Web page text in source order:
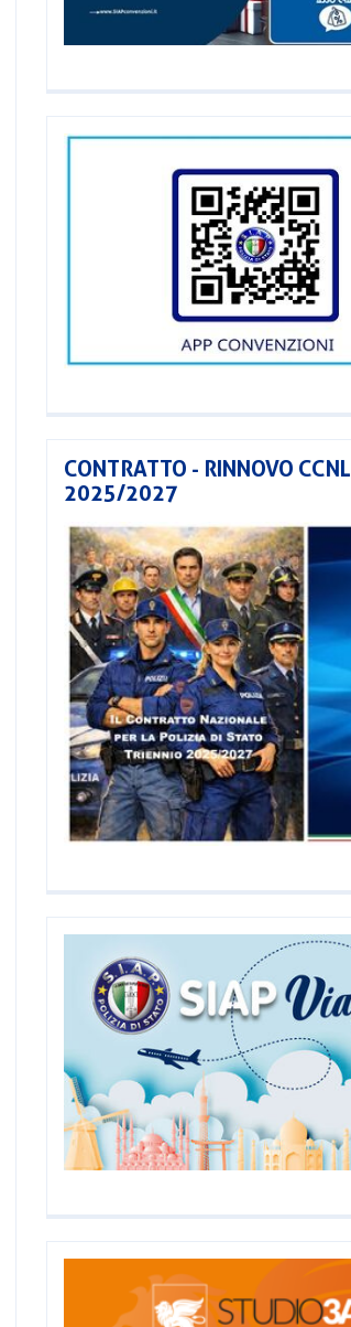
CONTRATTO - RINNOVO CCNL
2025/2027